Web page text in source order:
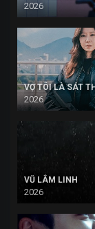
2026
VỢ TÔI LÀ SÁT
2026
VŨ LÂM LINH
2026